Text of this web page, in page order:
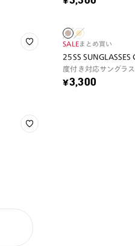
SALEまとめ買い
25SS
度付き対応サングラス
¥3,300